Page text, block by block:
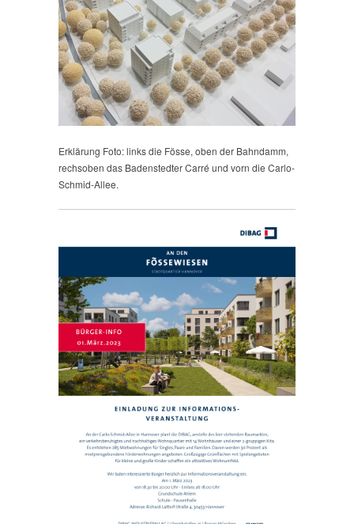
Erklärung Foto: links die Fösse, oben der Bahndamm,
rechsoben das Badenstedter Carré und vorn die Carlo-
Schmid-Allee.